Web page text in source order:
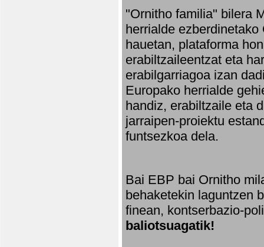
"Ornitho familia" bilera
herrialde
hauetan, plataforma
erabiltzaileentzat eta
erabilgarriagoa izan
Europako herrialde
handiz, erabiltzaile eta
jarraipen-proiektu
funtsezkoa dela.
Bai EBP bai Ornitho
behaketekin laguntzen
finean, kontserbazio-
baliotsuagatik!